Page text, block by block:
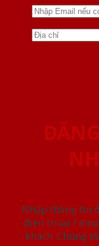
Nhập thông tin
điện thoại /
khách. Chúng